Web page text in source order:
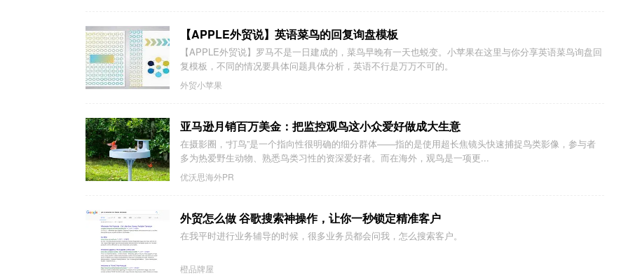
【APPLE外贸说】英语菜鸟的回复询盘模板
【APPLE外贸说】罗马不是一日建成的，菜鸟早晚有一天也蜕变。小苹果在这里与你分享英语菜鸟询盘回
复模板，不同的情况要具体问题具体分析，英语不行是万万不可的。
外贸小苹果
亚马逊月销百万美金：把监控观鸟这小众爱好做成大生意
在摄影圈，“打鸟”是一个指向性很明确的细分群体——指的是使用超长焦镜头快速捕捉鸟类影像，参与者
多为热爱野生动物、熟悉鸟类习性的资深爱好者。而在海外，观鸟是一项更...
优沃思海外PR
外贸怎么做 谷歌搜索神操作，让你一秒锁定精准客户
在我平时进行业务辅导的时候，很多业务员都会问我，怎么搜索客户。
橙品牌屋